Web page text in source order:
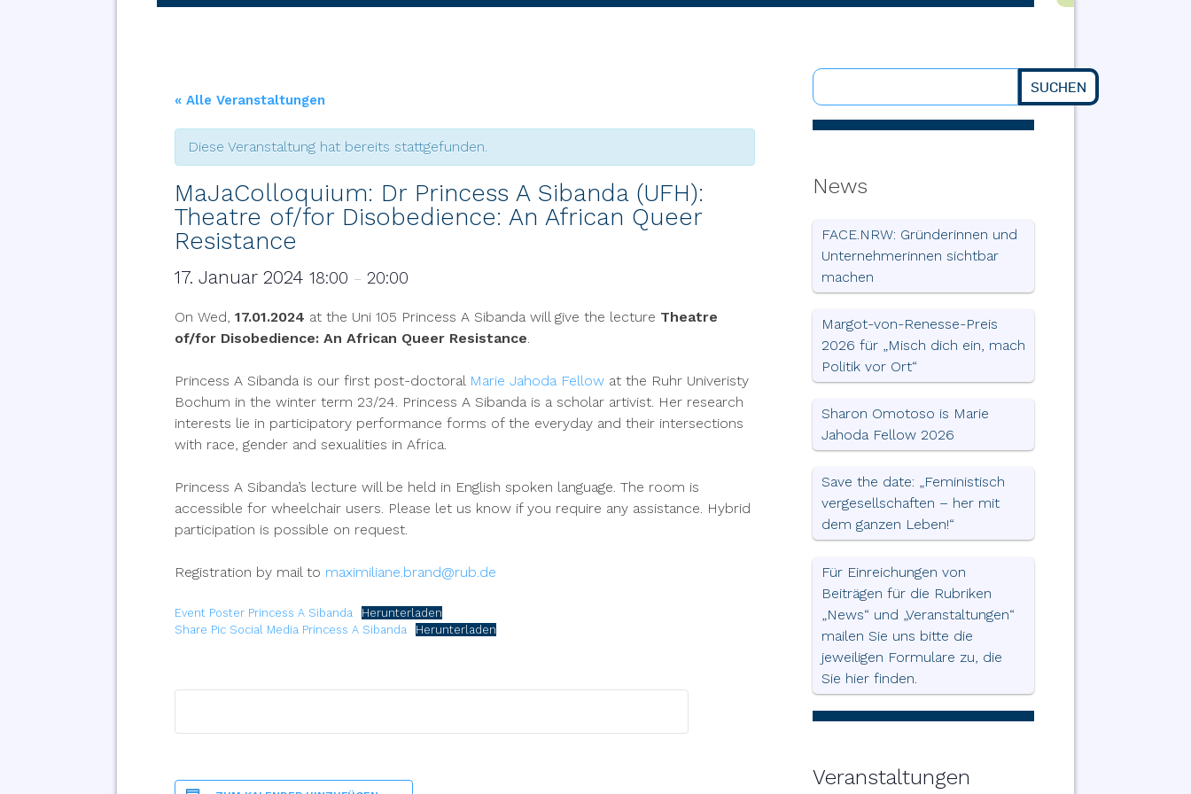
« Alle Veranstaltungen
Diese Veranstaltung hat bereits stattgefunden.
MaJaColloquium: Dr Princess A Sibanda (UFH):
Theatre of/for Disobedience: An African Queer
Resistance
17. Januar 2024 18:00 – 20:00
On Wed, 17.01.2024 at the Uni 105 Princess A Sibanda will give the lecture Theatre
of/for Disobedience: An African Queer Resistance.
Princess A Sibanda is our first post-doctoral Marie Jahoda Fellow at the Ruhr Univeristy
Bochum in the winter term 23/24. Princess A Sibanda is a scholar artivist. Her research
interests lie in participatory performance forms of the everyday and their intersections
with race, gender and sexualities in Africa.
Princess A Sibanda’s lecture will be held in English spoken language. The room is
accessible for wheelchair users. Please let us know if you require any assistance. Hybrid
participation is possible on request.
Registration by mail to maximiliane.brand@rub.de
Event Poster Princess A Sibanda
Herunterladen
Share Pic Social Media Princess A Sibanda
Herunterladen
Suchen
SUCHEN
News
FACE.NRW: Gründerinnen und
Unternehmerinnen sichtbar
machen
Margot-von-Renesse-Preis
2026 für „Misch dich ein, mach
Politik vor Ort“
Sharon Omotoso is Marie
Jahoda Fellow 2026
Save the date: „Feministisch
vergesellschaften – her mit
dem ganzen Leben!“
Für Einreichungen von
Beiträgen für die Rubriken
„News“ und „Veranstaltungen“
mailen Sie uns bitte die
jeweiligen Formulare zu, die
Sie hier finden.
Veranstaltungen